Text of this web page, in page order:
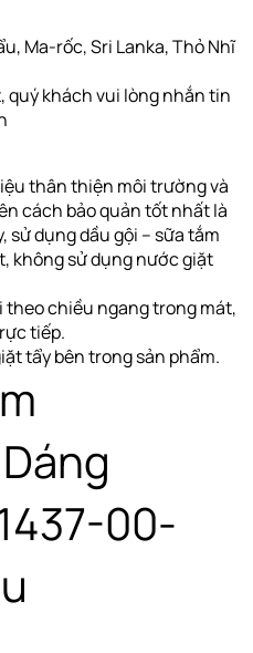
Ma-rốc, Sri Lanka, Thỏ Nhĩ
quý khách vui lòng nhắn tin
thân thiện môi trường và
cách bảo quản tốt nhất là
sử dụng dầu gội – sữa tắm
không sử dụng nước giặt
theo chiều ngangtrong mát,
tiếp.
tẩy bên trong sản phẩm.
00-